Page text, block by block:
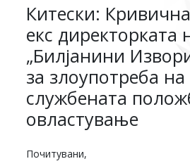
Китески:
екс директорката
„Билјанини
за злоупотреба на
службената
овластување
Почитувани,